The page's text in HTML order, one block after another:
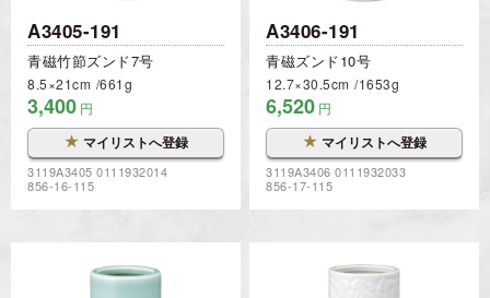
A3405-191
青磁竹節ズンド7号
8.5×21cm 661g
3,400 円
★ マイリストへ登録
3119A3405 0111932014
856-16-115
A3406-191
青磁ズンド10号
12.7×30.5cm 1653g
6,520 円
★ マイリストへ登録
3119A3406 0111932033
856-17-115